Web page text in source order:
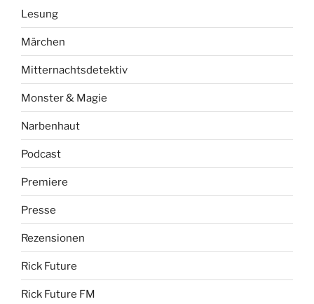
Lesung
Märchen
Mitternachtsdetektiv
Monster & Magie
Narbenhaut
Podcast
Premiere
Presse
Rezensionen
Rick Future
Rick Future FM